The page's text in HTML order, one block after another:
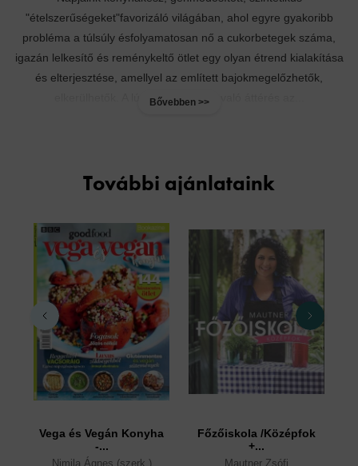
"ételszerűségeket"favorizáló világában, ahol egyre gyakoribb
probléma a túlsúly ésfolyamatosan nő a cukorbetegek száma,
igazán lelkesítő és reménykeltő ötlet egy olyan étrend kialakítása
és elterjesztése, amellyel az említett bajokmegelőzhetők,
elkerülhetők. A lúgosító étrendre való áttérés az...
Bővebben >>
További ajánlataink
Vega és Vegán Konyha
-...
Nimila Ágnes (szerk.)
Főzőiskola /Középfok
+...
Mautner Zsófi